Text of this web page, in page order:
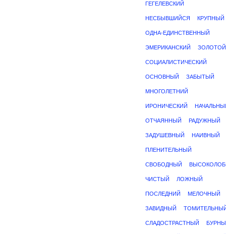
ГЕГЕЛЕВСКИЙ
НЕСБЫВШИЙСЯ КРУПНЫЙ
ОДНА-ЕДИНСТВЕННЫЙ
ЭМЕРИКАНСКИЙ ЗОЛОТОЙ
СОЦИАЛИСТИЧЕСКИЙ
ОСНОВНЫЙ ЗАБЫТЫЙ
МНОГОЛЕТНИЙ
ИРОНИЧЕСКИЙ
ОТЧАЯННЫЙ РАДУЖНЫЙ
ЗАДУШЕВНЫЙ НАИВНЫЙ
ПЛЕНИТЕЛЬНЫЙ
СВОБОДНЫЙ
ЧИСТЫЙ ЛОЖНЫЙ
ПОСЛЕДНИЙ МЕЛОЧНЫЙ
ЗАВИДНЫЙ
СЛАДОСТРАСТНЫЙ